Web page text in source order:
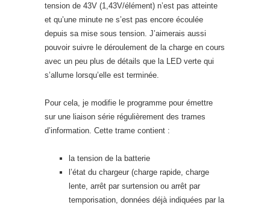
tension de 43V (1,43V/élément) n’est pas atteinte
et qu’une minute ne s’est pas encore écoulée
depuis sa mise sous tension. J’aimerais aussi
pouvoir suivre le déroulement de la charge en cours
avec un peu plus de détails que la LED verte qui
s’allume lorsqu’elle est terminée.
Pour cela, je modifie le programme pour émettre
sur une liaison série régulièrement des trames
d’information. Cette trame contient :
la tension de la batterie
l’état du chargeur (charge rapide, charge
lente, arrêt par surtension ou arrêt par
temporisation, données déjà indiquées par la